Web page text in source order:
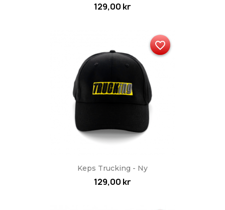
129,00 kr
Keps Trucking - Ny
129,00 kr
favorite_border